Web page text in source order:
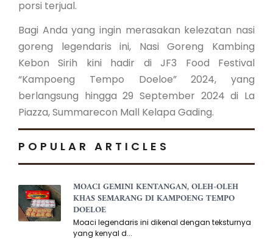
porsi terjual.
Bagi Anda yang ingin merasakan kelezatan nasi
goreng legendaris ini, Nasi Goreng Kambing
Kebon Sirih kini hadir di JF3 Food Festival
“Kampoeng Tempo Doeloe” 2024, yang
berlangsung hingga 29 September 2024 di La
Piazza, Summarecon Mall Kelapa Gading.
POPULAR ARTICLES
MOACI GEMINI KENTANGAN, OLEH-OLEH
KHAS SEMARANG DI KAMPOENG TEMPO
DOELOE
Moaci legendaris ini dikenal dengan teksturnya
yang kenyal d...